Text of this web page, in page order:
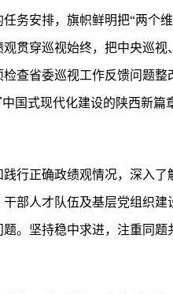
务安排，旗帜鲜明把“两个
贯穿巡视始终，把中央巡视
查省委巡视工作反馈问题整
国式现代化建设的陕西新篇
行正确政绩观情况，深入了
部人才队伍及基层党组织建
。坚持稳中求进，注重同题